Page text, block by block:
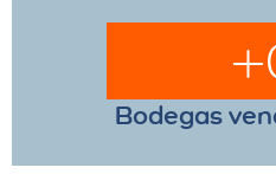
Bodegas
+